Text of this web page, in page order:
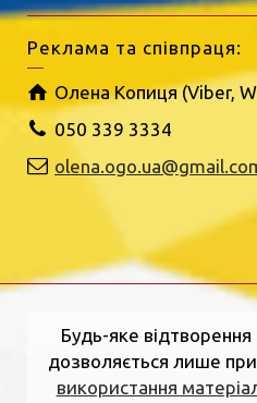
Реклама та співпраця:
Олена Копиця (Viber,
050 339 3334
Будь-яке відтворення
дозволяється лише
використання